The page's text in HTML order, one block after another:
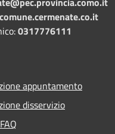
0317776111
appuntamento
disservizio